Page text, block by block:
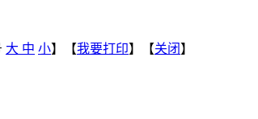
大 中 小】【我要打印】【关闭 】